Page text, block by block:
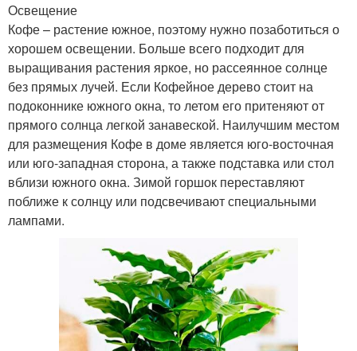
Освещение
Кофе – растение южное, поэтому нужно позаботиться о
хорошем освещении. Больше всего подходит для
выращивания растения яркое, но рассеянное солнце
без прямых лучей. Если Кофейное дерево стоит на
подоконнике южного окна, то летом его притеняют от
прямого солнца легкой занавеской. Наилучшим местом
для размещения Кофе в доме является юго-восточная
или юго-западная сторона, а также подставка или стол
вблизи южного окна. Зимой горшок переставляют
поближе к солнцу или подсвечивают специальными
лампами.